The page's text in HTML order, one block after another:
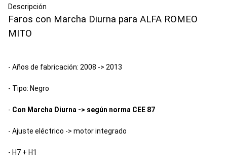
Descripción
Faros con Marcha Diurna para ALFA ROMEO
MITO
- Años de fabricación: 2008 -> 2013
- Tipo: Negro
- Con Marcha Diurna -> según norma CEE 87
- Ajuste eléctrico -> motor integrado
- H7 + H1